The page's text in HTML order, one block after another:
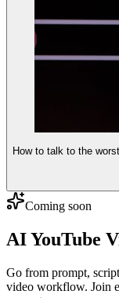
How to talk to the
Coming soon
AI YouTube
Go from prompt,
video workflow. Join